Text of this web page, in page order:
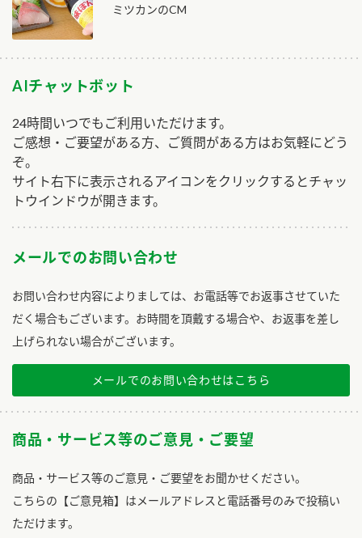
ミツカンのCM
AIチャットボット
24時間いつでもご利用いただけます。
ご感想・ご要望がある方、ご質問がある方はお気軽にどう
ぞ。
サイト右下に表示されるアイコンをクリックするとチャッ
トウインドウが開きます。
メールでのお問い合わせ
お問い合わせ内容によりましては、お電話等でお返事させていた
だく場合もございます。お時間を頂戴する場合や、お返事を差し
上げられない場合がございます。
メールでのお問い合わせはこちら
商品・サービス等のご意見・ご要望
商品・サービス等のご意見・ご要望をお聞かせください。
こちらの【ご意見箱】はメールアドレスと電話番号のみで投稿い
ただけます。